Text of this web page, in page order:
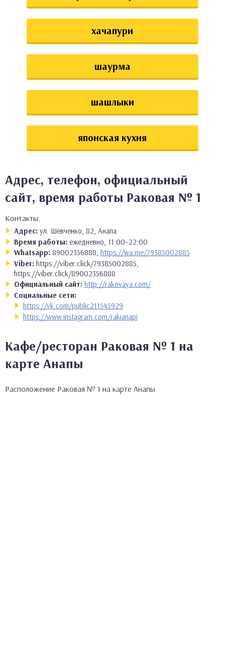
хачапури
шаурма
шашлыки
японская кухня
Адрес, телефон, официальный
сайт, время работы Раковая № 1
Контакты:
Адрес: ул. Шевченко, 82, Анапа
Время работы: ежедневно, 11:00–22:00
Whatsapp: 89002356888, https://wa.me/79385002885
Viber: https://viber.click/79385002885,
https://viber.click/89002356888
Официальный сайт: http://rakovaya.com/
Социальные сети:
https://vk.com/public211545929
https://www.instagram.com/rakianapi
Кафе/ресторан Раковая № 1 на
карте Анапы
Расположение Раковая № 1 на карте Анапы